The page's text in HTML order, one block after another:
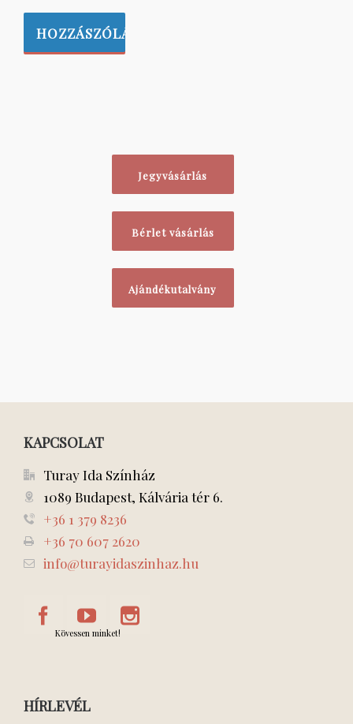
Jegyvásárlás
Bérlet vásárlás
Ajándékutalvány
KAPCSOLAT
Turay Ida Színház
1089 Budapest, Kálvária tér 6.
+36 1 379 8236
+36 70 607 2620
info@turayidaszinhaz.hu
Kövessen minket!
HÍRLEVÉL